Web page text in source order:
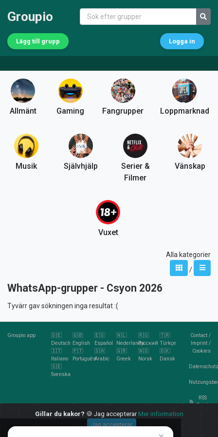
Groupio
Lägg till grupp Logga in
Allmänt Gaming Fangrupper Loppmarknad
Musik Självhjälp
Serier &
Filmer
Vänskap
Vuxet
Alla kategorier
/
WhatsApp-grupper - Csyon 2026
Tyvärr gav sökningen inga resultat :(
Groupio.app
🇩🇪
Deutsch
🇬🇧
English
🇪🇸
Español
🇳🇱
Nederlands
🇷🇺
Русский
🇹🇷
Türkçe
🇮🇹
Italiano
🇵🇹
Português
🇸🇦
Arabic
🇬🇷
Greek
🇳🇴
Norsk
🇩🇰
Dansk
🇸🇪
Svenska
Contact/
Imprint/
Cookies
RSS
Feed
Gillar du kakor? 🍪 Jag accepterar Mer information
Jag accepterar